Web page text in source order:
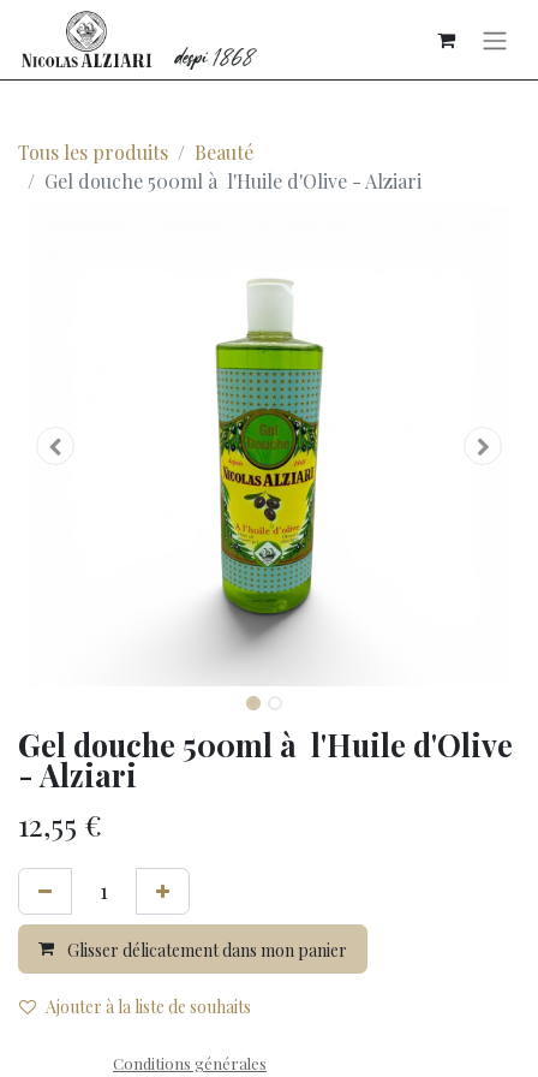
Tous les produits
Beauté
Gel douche 500ml à l'Huile d'Olive - Alziari
Gel douche 500ml à l'Huile d'Olive
- Alziari
12,55 €
Glisser délicatement dans mon panier
Ajouter à la liste de souhaits
Conditions générales